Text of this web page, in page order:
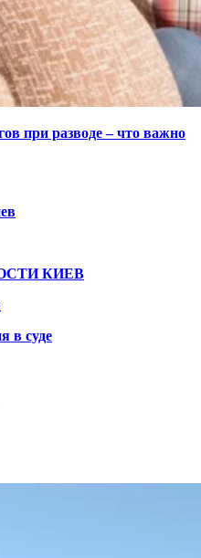
при разводе – что важно
КИЕВ
в суде